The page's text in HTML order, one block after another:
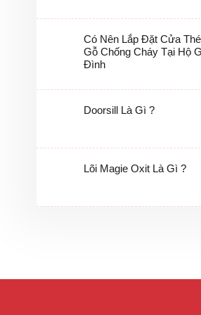
Có Nên Lắp Đặt Cửa
Gỗ Chống Cháy Tại Hộ
Đình
Doorsill Là Gì ?
Lõi Magie Oxit Là Gì ?